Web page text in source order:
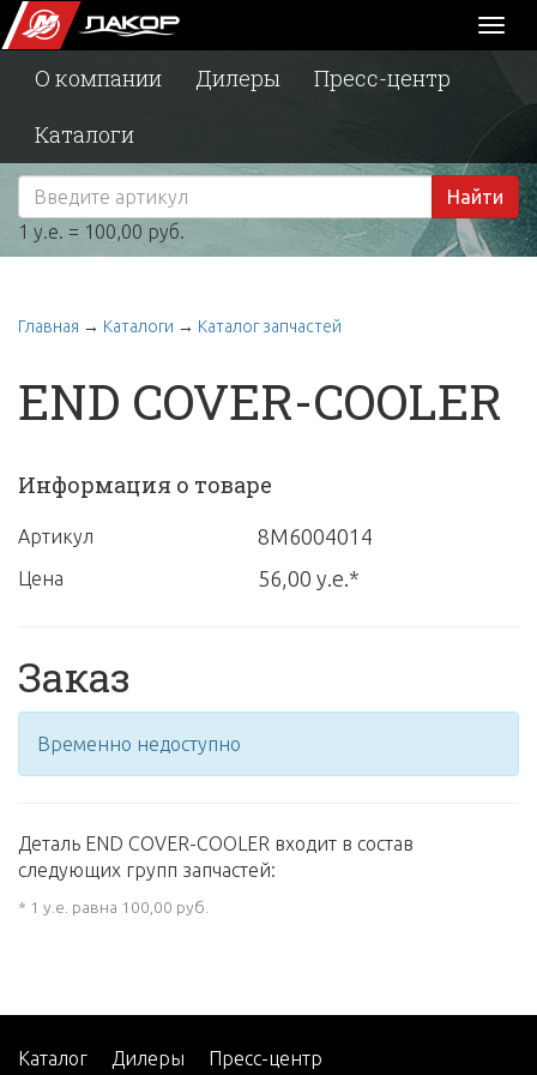
О компании Дилеры
Пресс-центр
Каталоги
Найти
1 у.е. = 100,00 руб.
Главная → Каталоги → Каталог запчастей
END COVER-COOLER
Информация о товаре
Артикул 8M6004014
Цена 56,00 у.е.*
Заказ
Временно недоступно
Деталь END COVER-COOLER входит в состав
следующих групп запчастей:
* 1 у.е. равна 100,00 руб.
Каталог Дилеры
Пресс-центр